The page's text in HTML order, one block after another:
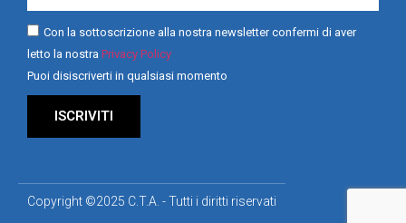
Con la sottoscrizione alla nostra newsletter confermi di aver
letto la nostra Privacy Policy
Puoi disiscriverti in qualsiasi momento
ISCRIVITI
Copyright ©2025 C.T.A. - Tutti i diritti riservati